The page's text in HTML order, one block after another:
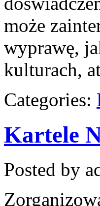
może
wyprawę,
kulturach,
Categories:
Kartele
Posted by